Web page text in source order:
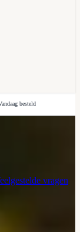
vragen
besteld